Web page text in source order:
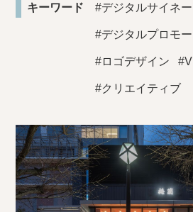
キーワード #デジタルサイネ
#デジタルプロモ
#ロゴデザイン
#クリエイティブ